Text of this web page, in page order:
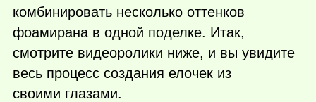
комбинировать несколько оттенков
фоамирана в одной поделке. Итак,
смотрите видеоролики ниже, и вы увидите
весь процесс создания елочек из
своими глазами.